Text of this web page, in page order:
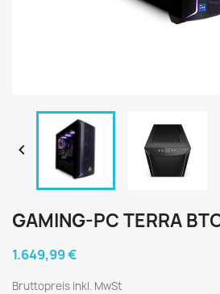

GAMING-PC TERRA
1.649,99 €
Bruttopreis inkl. MwSt